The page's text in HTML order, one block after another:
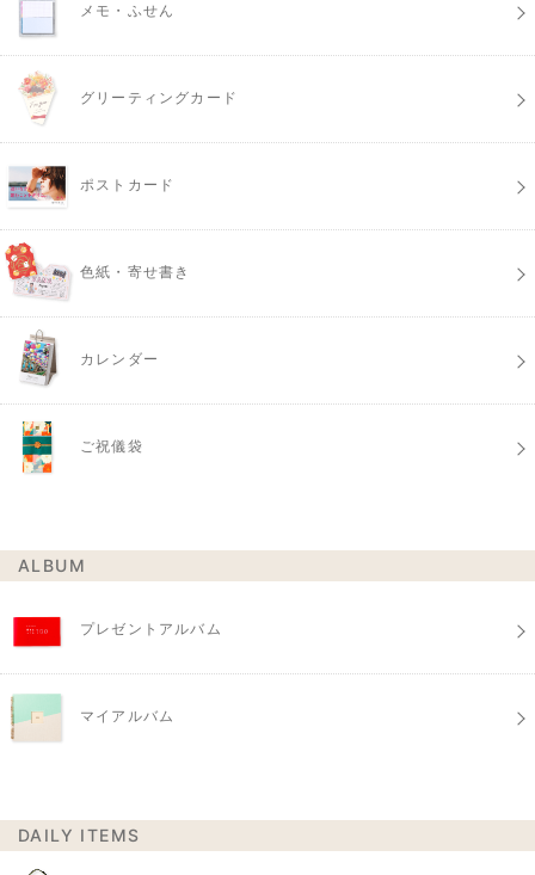
メモ・ふせん
グリーティングカード
ポストカード
色紙・寄せ書き
カレンダー
ご祝儀袋
ALBUM
プレゼントアルバム
マイアルバム
DAILY ITEMS